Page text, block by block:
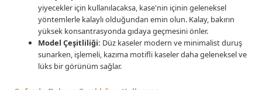
yiyecekler için kullanılacaksa, kase'nin içinin geleneksel
yöntemlerle kalaylı olduğundan emin olun. Kalay, bakırın
yüksek konsantrasyonda gıdaya geçmesini önler.
Model Çeşitliliği: Düz kaseler modern ve minimalist duruş
sunarken, işlemeli, kazıma motifli kaseler daha geleneksel ve
lüks bir görünüm sağlar.